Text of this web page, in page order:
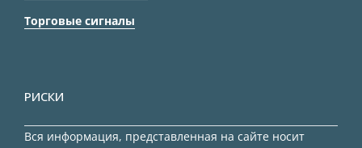
Торговые сигналы
РИСКИ
Вся информация, представленная на сайте носит